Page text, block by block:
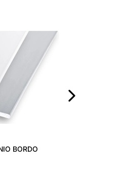
PARASPIGOLO PER CARTONGESSO
IN LAMIERA ZINCATA